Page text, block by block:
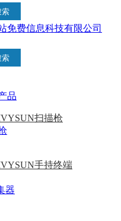
索
索
品
扫描枪
手持终端
器